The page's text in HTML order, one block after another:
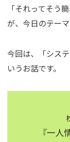
「それってそう
が、今日のテーマ
今回は、「シス
いうお話です。